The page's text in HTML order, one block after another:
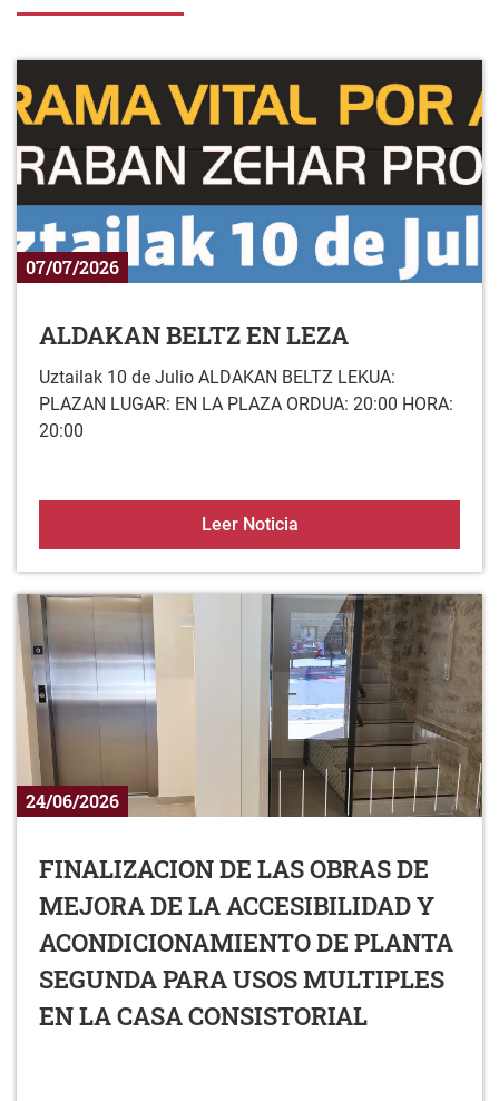
07/07/2026
ALDAKAN BELTZ EN LEZA
Uztailak 10 de Julio ALDAKAN BELTZ LEKUA:
PLAZAN LUGAR: EN LA PLAZA ORDUA: 20:00 HORA:
20:00
Leer NoticiaALDAKAN BELTZ EN
24/06/2026
FINALIZACION DE LAS OBRAS DE
MEJORA DE LA ACCESIBILIDAD Y
ACONDICIONAMIENTO DE PLANTA
SEGUNDA PARA USOS MULTIPLES
EN LA CASA CONSISTORIAL